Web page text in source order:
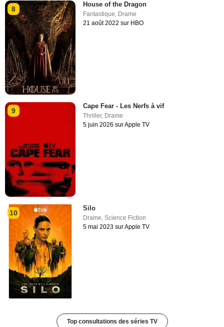
8
House of the Dragon
Fantastique, Drame
21 août 2022 sur HBO
9
Cape Fear - Les Nerfs à vif
Thriller, Drame
5 juin 2026 sur Apple TV
10
Silo
Drame ,Science Fiction
5 mai 2023 sur Apple TV
Top consultations des séries TV